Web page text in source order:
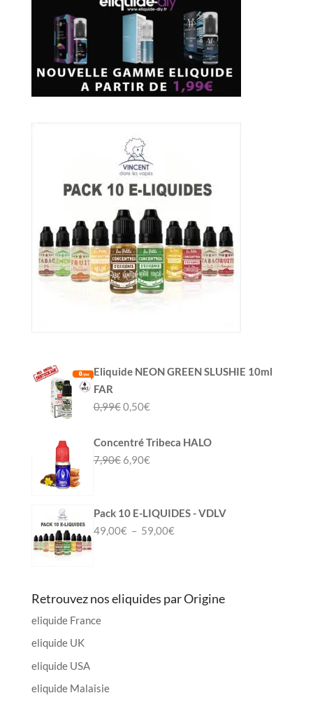
Eliquide NEON GREEN SLUSHIE 10ml
FAR
0,99€Le
initial
était :
0,50€Le
actuel
est :
Concentré Tribeca HALO
7,90€ Le
était :
7,90€.
6,90€Le
est :
6,90€.
Pack 10 E-LIQUIDES - VDLV
49,00€ – 59,00€Plage
à
Retrouvez nos eliquides par Origine
eliquide France
eliquide UK
eliquide USA
eliquide Malaisie